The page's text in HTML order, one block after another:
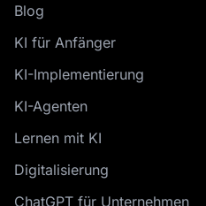
Blog
KI für Anfänger
KI-Implementierung
KI-Agenten
Lernen mit KI
Digitalisierung
ChatGPT für Unternehmen